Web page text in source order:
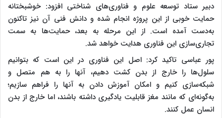
دبیر ستاد توسعه علوم و فناوری‌های شناختی افزود: خوشبختانه
حمایت خوبی از این پروژه انجام شده و دانش فنی آن نیز تاکنون
به‌دست آمده است. از این مرحله به بعد، حمایت‌ها به سمت
تجاری‌سازی این فناوری هدایت خواهد شد.
پور عباسی تاکید کرد: اصل این فناوری در این است که بتوانیم
سلول‌ها را خارج از بدن کشت دهیم، آنها را به هم متصل و
شبکه‌سازی کنیم و امکان آموزش دادن به آنها را فراهم سازیم؛
به‌گونه‌ای که مانند مغز قابلیت یادگیری داشته باشند، اما خارج از بدن
انسان عمل کنند.